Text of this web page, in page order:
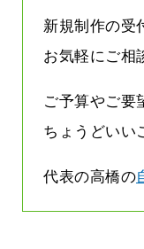
新規制作の受
お気軽にご相
ご予算やご要
ちょうどいい
代表の高橋の